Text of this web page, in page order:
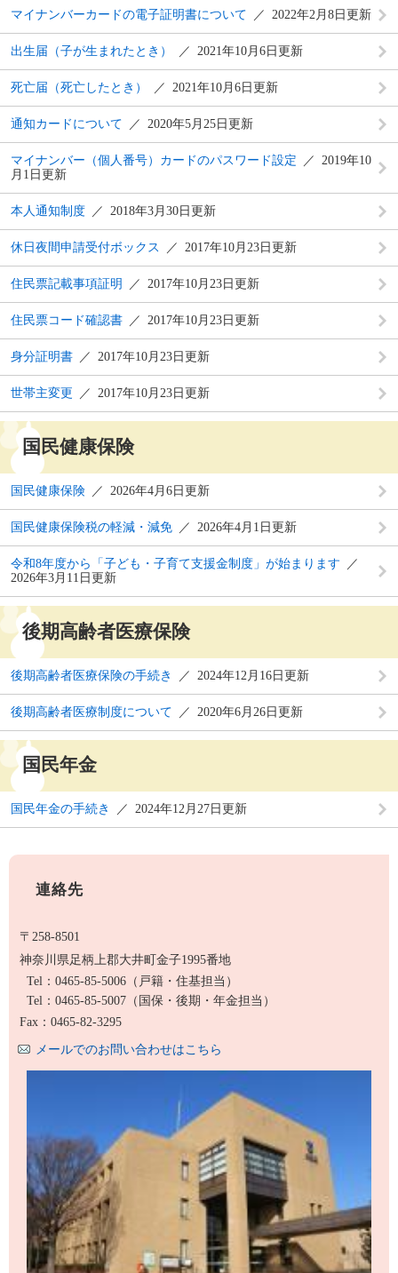
マイナンバーカードの電子証明書について 2022年2月8日更新
出生届（子が生まれたとき） 2021年10月6日更新
死亡届（死亡したとき） 2021年10月6日更新
通知カードについて 2020年5月25日更新
マイナンバー（個人番号）カードのパスワード設定
2019年10
月1日更新
本人通知制度 2018年3月30日更新
休日夜間申請受付ボックス 2017年10月23日更新
住民票記載事項証明 2017年10月23日更新
住民票コード確認書 2017年10月23日更新
身分証明書 2017年10月23日更新
世帯主変更 2017年10月23日更新
国民健康保険
国民健康保険 2026年4月6日更新
国民健康保険税の軽減・減免 2026年4月1日更新
令和8年度から「子ども・子育て支援金制度」が始まります
2026年3月11日更新
後期高齢者医療保険
後期高齢者医療保険の手続き 2024年12月16日更新
後期高齢者医療制度について 2020年6月26日更新
国民年金
国民年金の手続き 2024年12月27日更新
連絡先
〒258-8501
神奈川県足柄上郡大井町金子1995番地
Tel：0465-85-5006 （戸籍・住基担当）
Tel：0465-85-5007 （国保・後期・年金担当）
Fax：0465-82-3295
メールでのお問い合わせはこちら